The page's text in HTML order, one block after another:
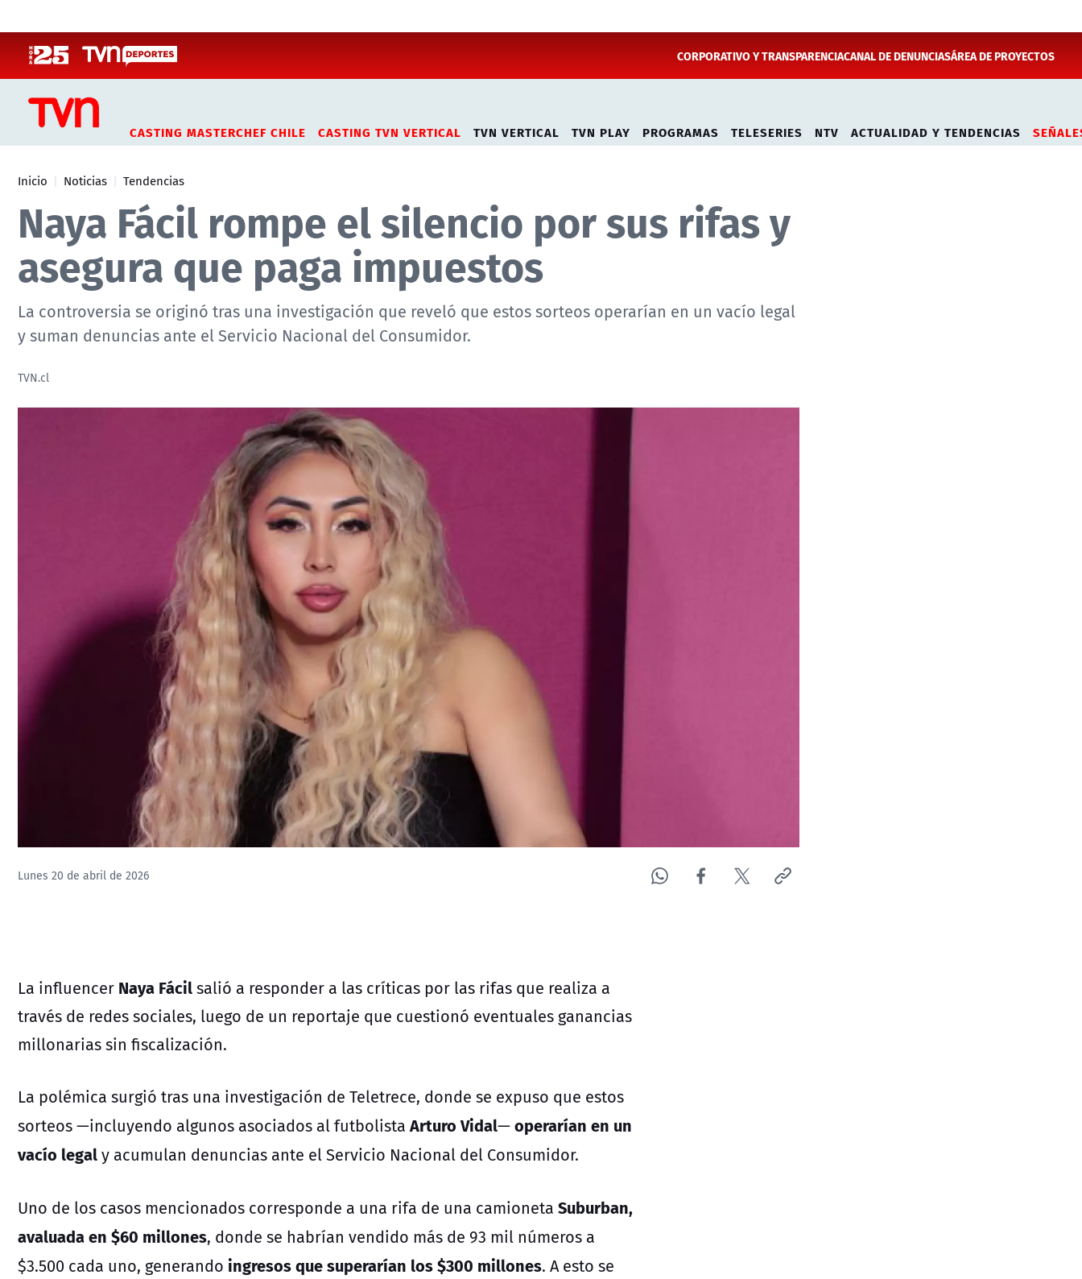
CORPORATIVO Y TRANSPARENCIACANAL DE DENUNCIASÁREA DE PROYECTOS
CASTING MASTERCHEF CHILE CASTING TVN VERTICAL TVN VERTICAL TVN PLAY PROGRAMAS TELESERIES NTV ACTUALIDAD Y TENDENCIAS
Inicio Noticias Tendencias
Naya Fácil rompe el silencio por sus rifas y
asegura que paga impuestos
La controversia se originó tras una investigación que reveló que estos sorteos operarían en un vacío legal
y suman denuncias ante el Servicio Nacional del Consumidor.
TVN.cl
Lunes 20 de abril de 2026
La influencer Naya Fácilsalió a responder a las críticas por las rifas que realiza a
través de redes sociales, luego de un reportaje que cuestionó eventuales ganancias
millonarias sin fiscalización.
La polémica surgió tras una investigación de Teletrece, donde se expuso que estos
sorteos —incluyendo algunos asociados al futbolistaArturo Vidal—operarían en un
vacío legaly acumulan denuncias ante elServicio Nacional del Consumidor.
Uno de los casos mencionados corresponde a una rifa de una camioneta Suburban,
avaluada en $60 millones, donde se habrían vendido más de 93 mil números a
$3.500 cada uno, generando ingresos que superarían los $300 millones. A esto se